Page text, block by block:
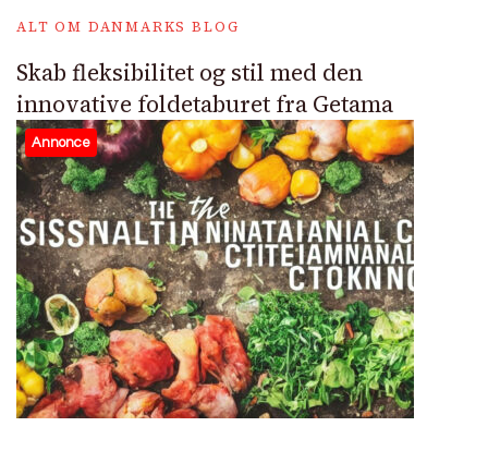
ALT OM DANMARKS BLOG
Skab fleksibilitet og stil med den
innovative foldetaburet fra Getama
Annonce